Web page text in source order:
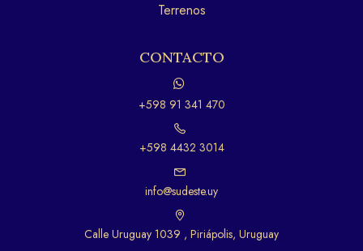
Terrenos
CONTACTO
+598 91 341 470
+598 4432 3014
info@sudeste.uy
Calle Uruguay 1039 , Piriápolis, Uruguay